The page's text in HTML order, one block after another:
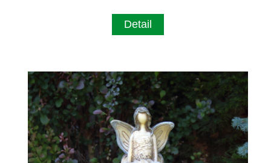
Detail